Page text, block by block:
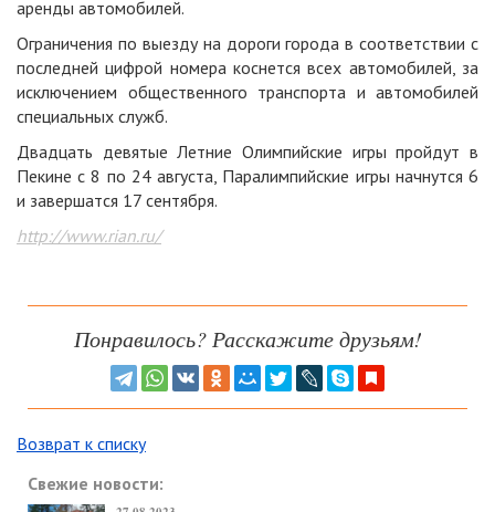
аренды автомобилей.
Ограничения по выезду на дороги города в соответствии с
последней цифрой номера коснется всех автомобилей, за
исключением общественного транспорта и автомобилей
специальных служб.
Двадцать девятые Летние Олимпийские игры пройдут в
Пекине с 8 по 24 августа, Паралимпийские игры начнутся 6
и завершатся 17 сентября.
http://www.rian.ru/
Понравилось? Расскажите друзьям!
Возврат к списку
Свежие новости: